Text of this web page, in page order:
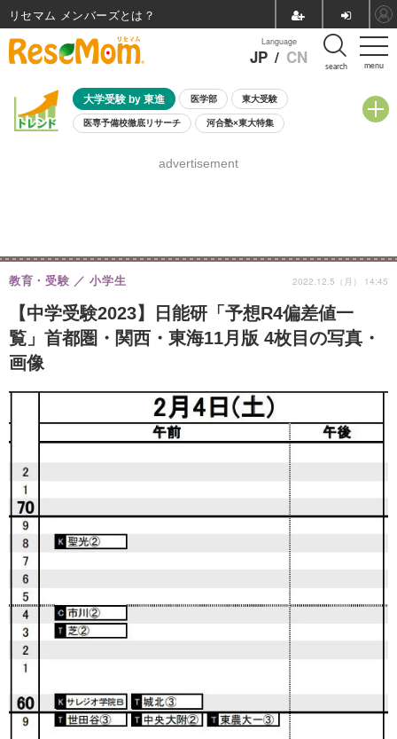
menu
Language
JP / CN search
大学受験 by 東進 医学部 東大受験
医専予備校徹底リサーチ 河合塾×東大特集
8月開催学校説明会・相談会
advertisement
【中学受験2023】日能研「予想R4偏差値一
覧」首都圏・関西・東海11月版 4枚目の写真・
画像
教育・受験 小学生 2022.12.5（月） 14:45
リセマム メンバーズ